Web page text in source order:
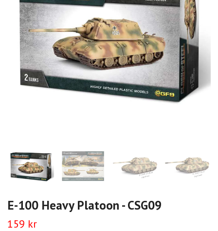
E-100 Heavy Platoon - CSG09
159 kr